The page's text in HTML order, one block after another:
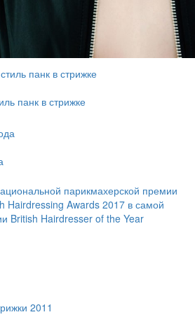
панк в стрижке
парикмахерской премии
Hairdressing Awards 2017 в самой
British Hairdresser of the Year